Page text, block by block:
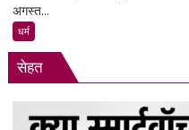
अगस्त...
धर्म
सेहत